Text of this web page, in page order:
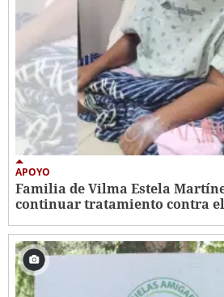
APOYO
Familia de Vilma Estela
continuar tratamiento contra